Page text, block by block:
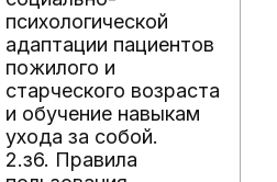
психологической
адаптации пациентов
пожилого и
старческого возраста
и обучение навыкам
ухода за собой.
2.з6. Правила